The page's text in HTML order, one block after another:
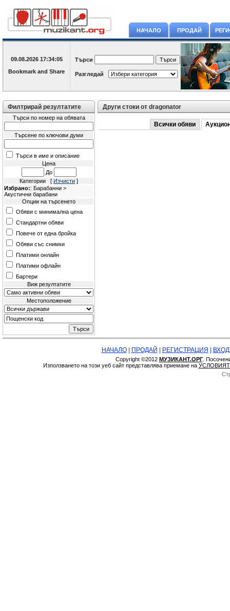
НАЧАЛО ПРОДАЙ
09.08.2026 17:34:05 Търси
Разгледай
Филтрирай резултатите
Търси по номер на обявата
Търсене по ключови думи
Търси в име и описание
Цена
До
Категории [ Изчисти ]
Избрано:: Барабанни >
Акустични барабани
Опции на търсенето
Обяви с минимална цена
Стандартни обяви
Повече от една бройка
Обяви със снимки
Платими онлайн
Платими офлайн
Бартери
Виж резултатите
Местоположение
Други стоки от dragonator
Всички обяви
НАЧАЛО| ПРОДАЙ РЕГИСТРАЦИЯ ВХОД
Copyright ©2012 МУЗИКАНТ.ОРГ.
Използването на този уеб сайт представлява приемане на